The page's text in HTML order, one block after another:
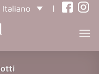
Italiano
|
in